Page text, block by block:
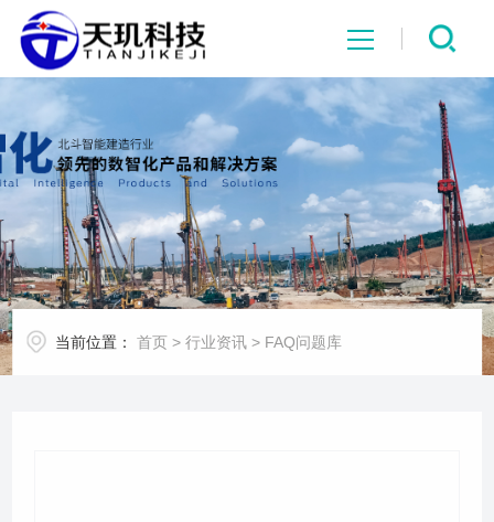
网站首页
系统中心
解决方案
项目案例
当前位置： 首页 >行业资讯 > FAQ问题库